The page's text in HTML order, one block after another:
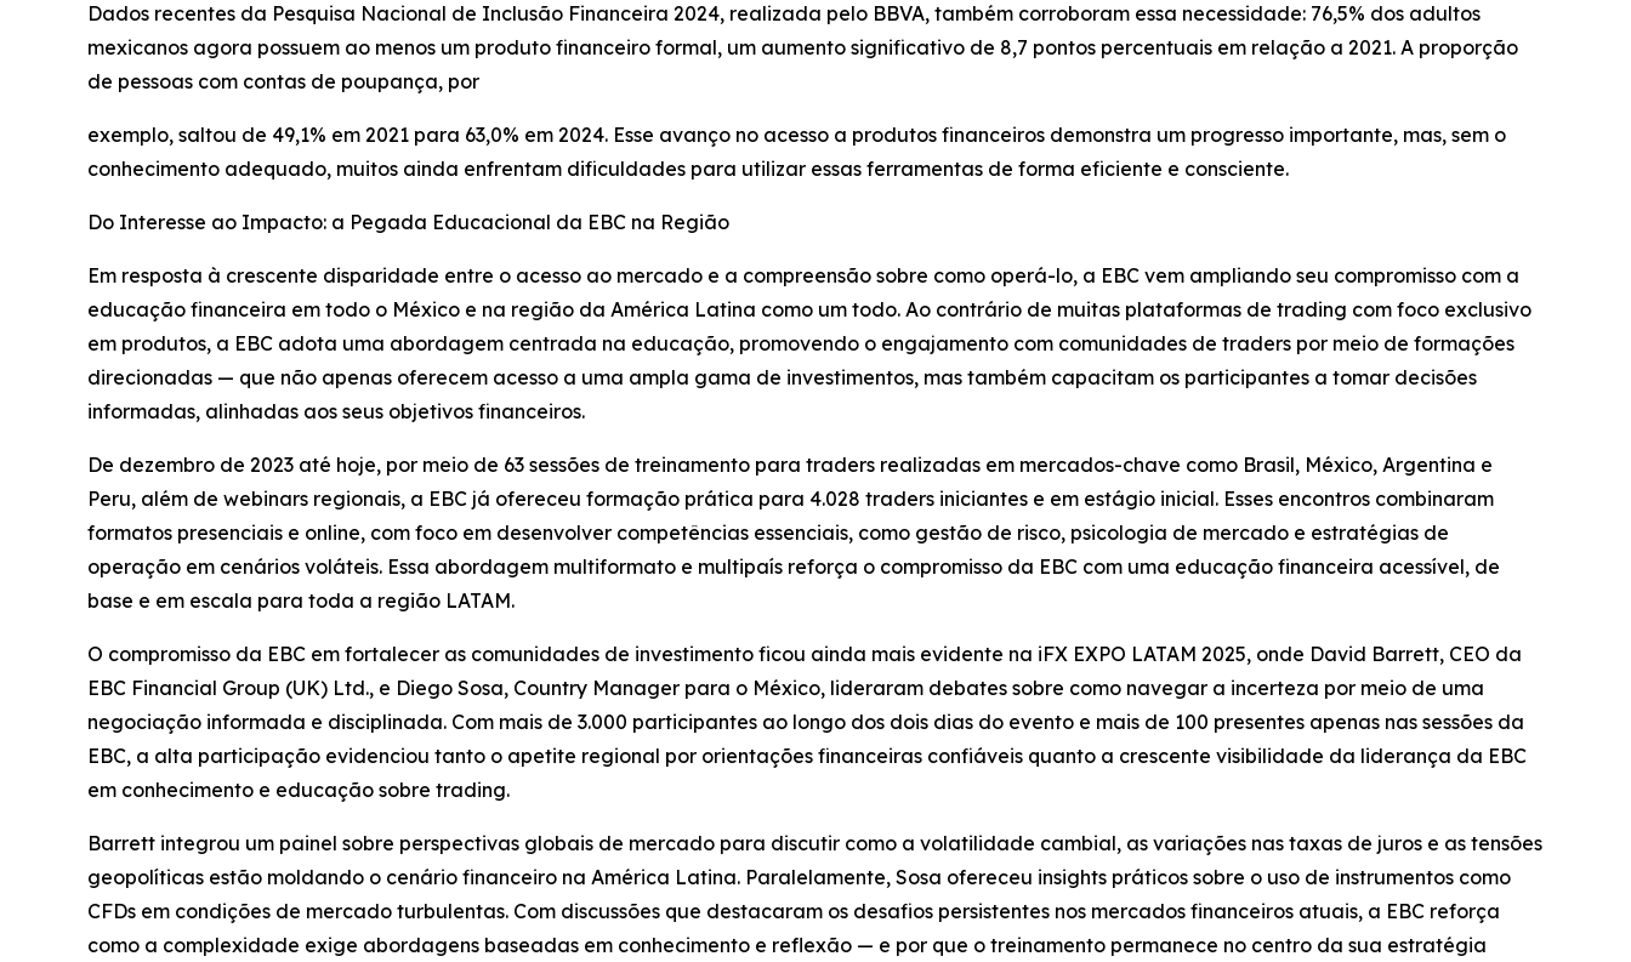
Dados recentes da Pesquisa Nacional de Inclusão Financeira 2024, realizada pelo BBVA, também corroboram essa necessidade: 76,5% dos adultos
mexicanos agora possuem ao menos um produto financeiro formal, um aumento significativo de 8,7 pontos percentuais em relação a 2021. A proporção
de pessoas com contas de poupança, por
exemplo, saltou de 49,1% em 2021 para 63,0% em 2024. Esse avanço no acesso a produtos financeiros demonstra um progresso importante, mas, sem o
conhecimento adequado, muitos ainda enfrentam dificuldades para utilizar essas ferramentas de forma eficiente e consciente.
Do Interesse ao Impacto: a Pegada Educacional da EBC na Região
Em resposta à crescente disparidade entre o acesso ao mercado e a compreensão sobre como operá-lo, a EBC vem ampliando seu compromisso com a
educação financeira em todo o México e na região da América Latina como um todo. Ao contrário de muitas plataformas de trading com foco exclusivo
em produtos, a EBC adota uma abordagem centrada na educação, promovendo o engajamento com comunidades de traders por meio de formações
direcionadas — que não apenas oferecem acesso a uma ampla gama de investimentos, mas também capacitam os participantes a tomar decisões
informadas, alinhadas aos seus objetivos financeiros.
De dezembro de 2023 até hoje, por meio de 63 sessões de treinamento para traders realizadas em mercados-chave como Brasil, México, Argentina e
Peru, além de webinars regionais, a EBC já ofereceu formação prática para 4.028 traders iniciantes e em estágio inicial. Esses encontros combinaram
formatos presenciais e online, com foco em desenvolver competências essenciais, como gestão de risco, psicologia de mercado e estratégias de
operação em cenários voláteis. Essa abordagem multiformato e multipaís reforça o compromisso da EBC com uma educação financeira acessível, de
base e em escala para toda a região LATAM.
O compromisso da EBC em fortalecer as comunidades de investimento ficou ainda mais evidente na iFX EXPO LATAM 2025, onde David Barrett, CEO da
EBC Financial Group (UK) Ltd., e Diego Sosa, Country Manager para o México, lideraram debates sobre como navegar a incerteza por meio de uma
negociação informada e disciplinada. Com mais de 3.000 participantes ao longo dos dois dias do evento e mais de 100 presentes apenas nas sessões da
EBC, a alta participação evidenciou tanto o apetite regional por orientações financeiras confiáveis quanto a crescente visibilidade da liderança da EBC
em conhecimento e educação sobre trading.
Barrett integrou um painel sobre perspectivas globais de mercado para discutir como a volatilidade cambial, as variações nas taxas de juros e as tensões
geopolíticas estão moldando o cenário financeiro na América Latina. Paralelamente, Sosa ofereceu insights práticos sobre o uso de instrumentos como
CFDs em condições de mercado turbulentas. Com discussões que destacaram os desafios persistentes nos mercados financeiros atuais, a EBC reforça
como a complexidade exige abordagens baseadas em conhecimento e reflexão — e por que o treinamento permanece no centro da sua estratégia